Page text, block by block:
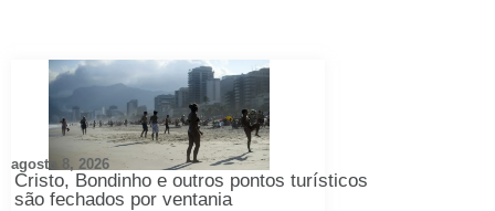
Cristo, Bondinho e outros pontos turísticos
são fechados por ventania
agosto 8, 2026